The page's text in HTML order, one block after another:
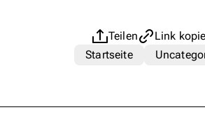
Teilen
Link
Startseite